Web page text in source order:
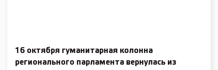
16 октября гуманитарная колонна
регионального парламента вернулась из